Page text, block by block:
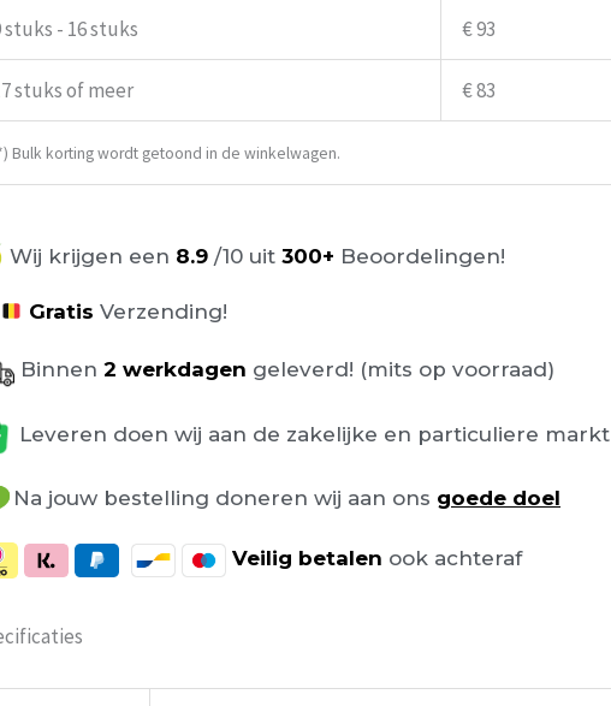
stuks - 16 stuks € 93
stuks of meer € 83
Bulk korting wordt getoond in de winkelwagen.
Wij krijgen een 8.9 /10 uit 300+ Beoordelingen!
Gratis Verzending!
Binnen 2 werkdagen geleverd! (mits op voorraad)
Leveren doen wij aan de zakelijke en particuliere markt
Na jouw bestelling doneren wij aan ons goede doel
Veilig betalen ook achteraf